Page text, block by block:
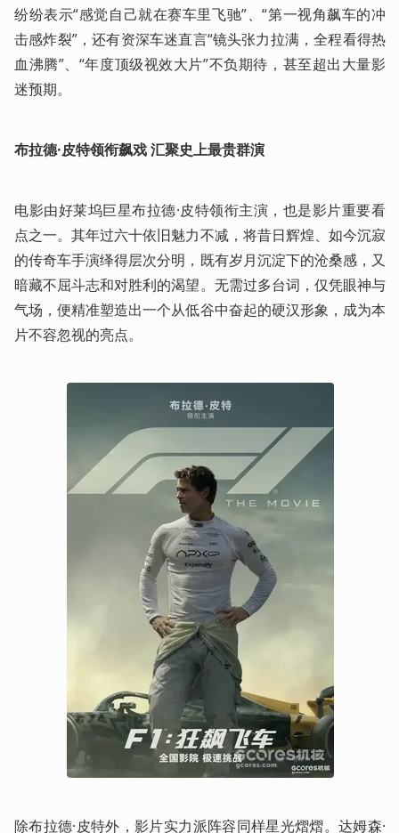
纷纷表示“感觉自己就在赛车里飞驰”、“第一视角飙车的冲
击感炸裂”，还有资深车迷直言“镜头张力拉满，全程看得热
血沸腾”、“年度顶级视效大片”不负期待，甚至超出大量影
迷预期。
布拉德·皮特领衔飙戏 汇聚史上最贵群演
电影由好莱坞巨星布拉德·皮特领衔主演，也是影片重要看
点之一。其年过六十依旧魅力不减，将昔日辉煌、如今沉寂
的传奇车手演绎得层次分明，既有岁月沉淀下的沧桑感，又
暗藏不屈斗志和对胜利的渴望。无需过多台词，仅凭眼神与
气场，便精准塑造出一个从低谷中奋起的硬汉形象，成为本
片不容忽视的亮点。
除布拉德·皮特外，影片实力派阵容同样星光熠熠。达姆森·